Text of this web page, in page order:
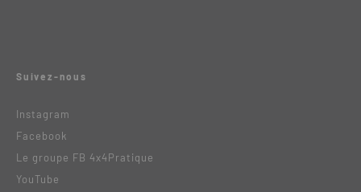
Suivez-nous
Instagram
Facebook
Le groupe FB 4x4Pratique
YouTube